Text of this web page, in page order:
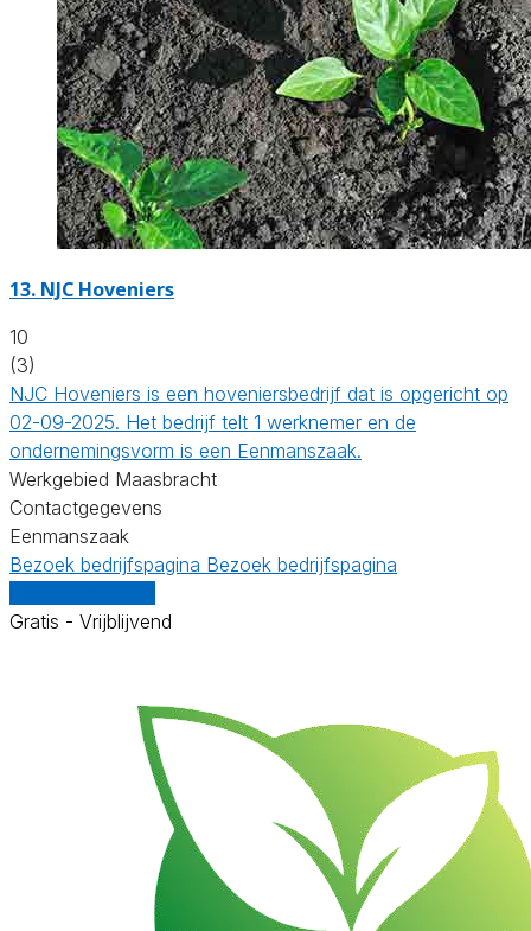
13. NJC Hoveniers
10
(3)
NJC Hoveniers is een hoveniersbedrijf dat is opgericht op
02-09-2025. Het bedrijf telt 1 werknemer en de
ondernemingsvorm is een Eenmanszaak.
Werkgebied Maasbracht
Contactgegevens
Eenmanszaak
Bezoek bedrijfspagina Bezoek bedrijfspagina
Gratis - Vrijblijvend